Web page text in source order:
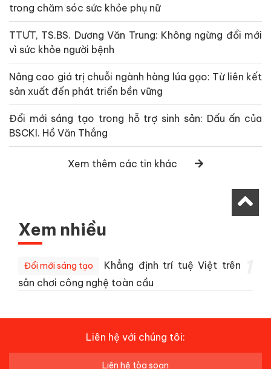
trong chăm sóc sức khỏe phụ nữ
TTƯT, TS.BS. Dương Văn Trung: Không ngừng đổi mới
vì sức khỏe người bệnh
Nâng cao giá trị chuỗi ngành hàng lúa gạo: Từ liên kết
sản xuất đến phát triển bền vững
Đổi mới sáng tạo trong hỗ trợ sinh sản: Dấu ấn của
BSCKI. Hồ Văn Thắng
Xem thêm các tin khác
Xem nhiều
Đổi mới sáng tạo
Khẳng định trí tuệ Việt trên
sân chơi công nghệ toàn cầu
Liên hệ với chúng tôi:
Liên hệ tòa soạn